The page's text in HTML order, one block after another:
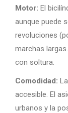
Motor: El
aunque puede
revoluciones
marchas
con soltura.
Comodidad:
accesible. El
urbanos y la